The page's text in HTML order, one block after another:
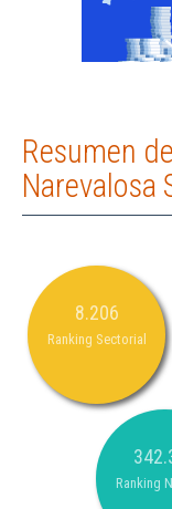
Resumen
Narevalosa
8.206
Ranking Sectorial
Ranking